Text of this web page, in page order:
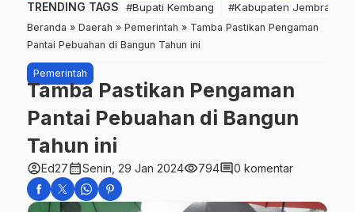
TRENDING TAGS #Bupati Kembang #Kabupaten Jembrana
Beranda » Daerah » Pemerintah » Tamba Pastikan Pengaman
Pantai Pebuahan di Bangun Tahun ini
Pemerintah
Tamba Pastikan Pengaman
Pantai Pebuahan di Bangun
Tahun ini
account_circleEd27calendar_monthSenin, 29 Jan 2024visibility794comment0 komentar